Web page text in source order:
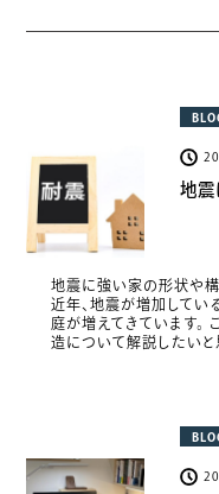
地震
地震に強い家の形状や構
近年、地震が増加してい
庭が増えてきています。
造について解説したいと